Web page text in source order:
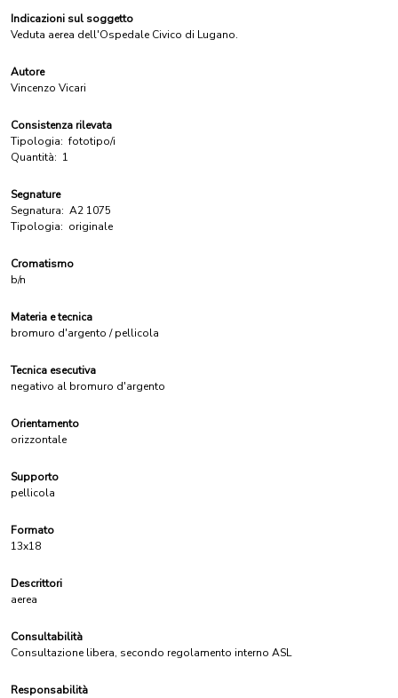
Indicazioni sul soggetto
Veduta aerea dell'Ospedale Civico di Lugano.
Autore
Vincenzo Vicari
Consistenza rilevata
Tipologia: fototipo/i
Quantità: 1
Segnature
Segnatura: A2 1075
Tipologia: originale
Cromatismo
b/n
Materia e tecnica
bromuro d'argento / pellicola
Tecnica esecutiva
negativo al bromuro d'argento
Orientamento
orizzontale
Supporto
pellicola
Formato
13x18
Descrittori
aerea
Consultabilità
Consultazione libera, secondo regolamento interno ASL
Responsabilità